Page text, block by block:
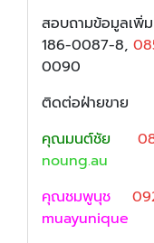
สอบถามข้อมูลเพิ่
186-0087-8,
0090
ติดต่อฝ่ายขาย
คุณมนต์ชัย
noung.au
คุณชมพูนุช
muayunique